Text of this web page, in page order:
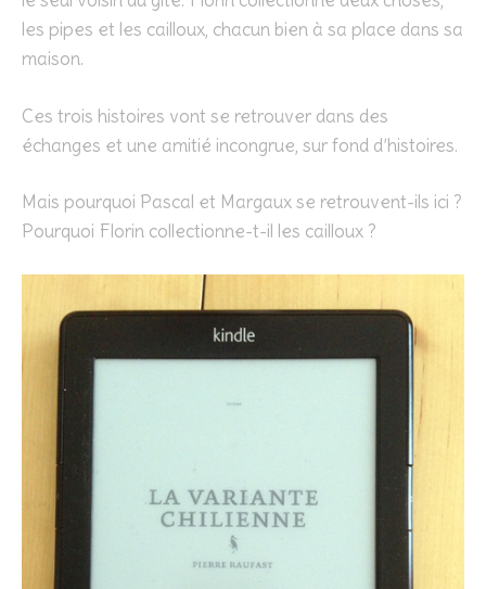
les pipes et les cailloux, chacun bien à sa place dans sa
maison.
Ces trois histoires vont se retrouver dans des
échanges et une amitié incongrue, sur fond d’histoires.
Mais pourquoi Pascal et Margaux se retrouvent-ils ici ?
Pourquoi Florin collectionne-t-il les cailloux ?